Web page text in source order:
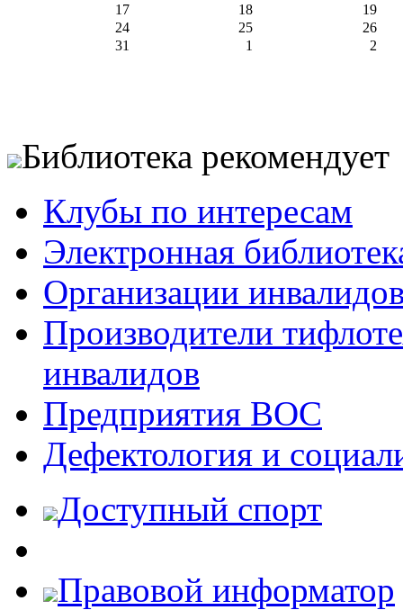
17
18
19
24
25
26
31
1 2
Библиотека рекомендует
Клубы по интересам
Электронная
Организации
Производители
инвалидов
Предприятия ВОС
Дефектология и
Доступный спорт
Правовой информатор